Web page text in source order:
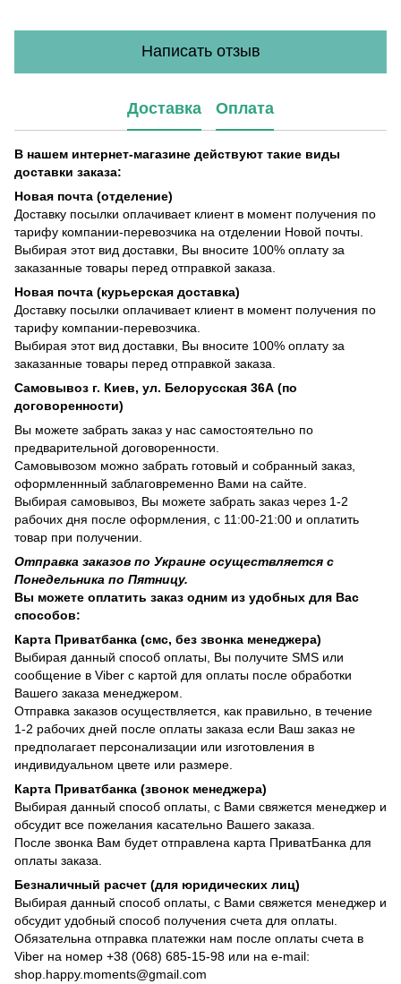
Написать отзыв
Доставка Оплата
В нашем интернет-магазине действуют такие виды
доставки заказа:
Новая почта (отделение)
Доставку посылки оплачивает клиент в момент получения по
тарифу компании-перевозчика на отделении Новой почты.
Выбирая этот вид доставки, Вы вносите 100% оплату за
заказанные товары перед отправкой заказа.
Новая почта (курьерская доставка)
Доставку посылки оплачивает клиент в момент получения по
тарифу компании-перевозчика.
Выбирая этот вид доставки, Вы вносите 100% оплату за
заказанные товары перед отправкой заказа.
Самовывоз г. Киев, ул. Белорусская 36А (по
договоренности)
Вы можете забрать заказ у нас самостоятельно по
предварительной договоренности.
Самовывозом можно забрать готовый и собранный заказ,
оформленнный заблаговременно Вами на сайте.
Выбирая самовывоз, Вы можете забрать заказ через 1-2
рабочих дня после оформления, с 11:00-21:00 и оплатить
товар при получении.
Отправка заказов по Украине осуществляется с
Понедельника по Пятницу.
Вы можете оплатить заказ одним из удобных для Вас
способов:
Карта Приватбанка (смс, без звонка менеджера)
Выбирая данный способ оплаты, Вы получите SMS или
сообщение в Viber с картой для оплаты после обработки
Вашего заказа менеджером.
Отправка заказов осуществляется, как правильно, в течение
1-2 рабочих дней после оплаты заказа если Ваш заказ не
предполагает персонализации или изготовления в
индивидуальном цвете или размере.
Карта Приватбанка (звонок менеджера)
Выбирая данный способ оплаты, с Вами свяжется менеджер и
обсудит все пожелания касательно Вашего заказа.
После звонка Вам будет отправлена карта ПриватБанка для
оплаты заказа.
Безналичный расчет (для юридических лиц)
Выбирая данный способ оплаты, с Вами свяжется менеджер и
обсудит удобный способ получения счета для оплаты.
Обязательна отправка платежки нам после оплаты счета в
Viber на номер +38 (068) 685-15-98 или на e-mail:
shop.happy.moments@gmail.com